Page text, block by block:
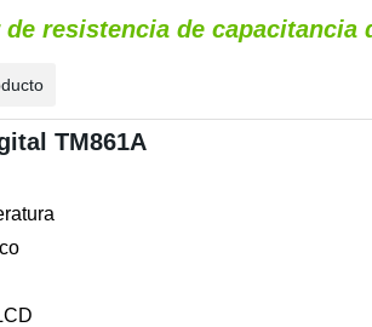
de resistencia de capacitancia
TM861A